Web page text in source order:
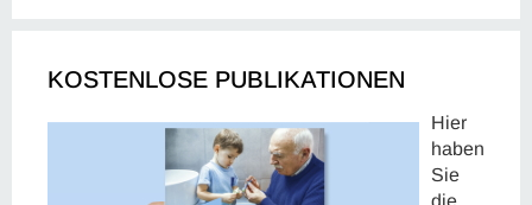
KOSTENLOSE PUBLIKATIONEN
Hier
haben
Sie
die